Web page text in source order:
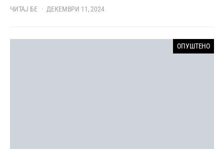
ЧИТАЈ БЕ ДЕКЕМВРИ 11, 2024
ОПУШТЕНО